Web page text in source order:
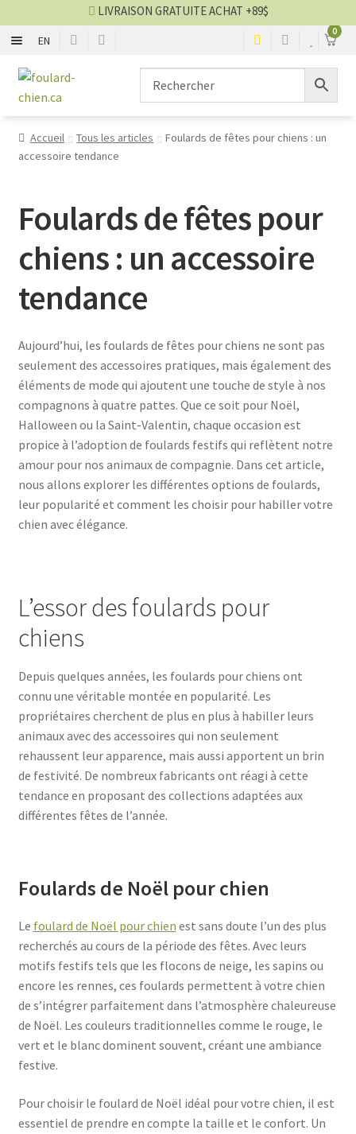
EN
0
Aller
à
navigation
Aller
au
LIVRAISON GRATUITE ACHAT +89$
ENSEMBLE
GRANDEUR
BOUCLE, NOEUD ET CRAVATE
Blog foulards
VENTES
Accueil Tous les articles
Foulards de fêtes pour chiens : un
accessoire tendance
Foulards de fêtes pour
chiens : un accessoire
tendance
Aujourd’hui, les foulards de fêtes pour chiens ne sont pas
seulement des accessoires pratiques, mais également des
éléments de mode qui ajoutent une touche de style à nos
compagnons à quatre pattes. Que ce soit pour Noël,
Halloween ou la Saint-Valentin, chaque occasion est
propice à l’adoption de foulards festifs qui reflètent notre
amour pour nos animaux de compagnie. Dans cet article,
nous allons explorer les différentes options de foulards,
leur popularité et comment les choisir pour habiller votre
chien avec élégance.
L’essor des foulards pour
chiens
Depuis quelques années, les foulards pour chiens ont
connu une véritable montée en popularité. Les
propriétaires cherchent de plus en plus à habiller leurs
animaux avec des accessoires qui non seulement
rehaussent leur apparence, mais aussi apportent un brin
de festivité. De nombreux fabricants ont réagi à cette
tendance en proposant des collections adaptées aux
différentes fêtes de l’année.
Foulards de Noël pour chien
Le foulard de Noël pour chien est sans doute l’un des plus
recherchés au cours de la période des fêtes. Avec leurs
motifs festifs tels que les flocons de neige, les sapins ou
encore les rennes, ces foulards permettent à votre chien
de s’intégrer parfaitement dans l’atmosphère chaleureuse
de Noël. Les couleurs traditionnelles comme le rouge, le
vert et le blanc dominent souvent, créant une ambiance
festive.
Pour choisir le foulard de Noël idéal pour votre chien, il est
essentiel de prendre en compte la taille et le confort. Un